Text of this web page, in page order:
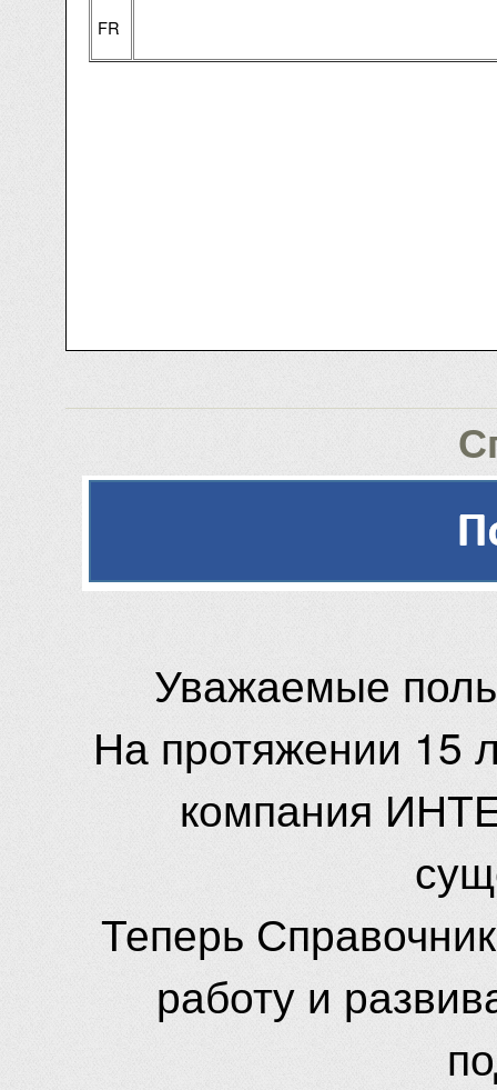
FR
Уважаемые
На протяжении 15
компания
Теперь
работу и